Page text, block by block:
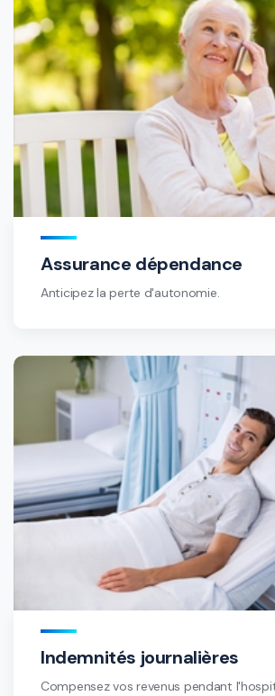
Assurance dépendance
Anticipez la perte d'autonomie.
Indemnités journalières
Compensez vos revenus pendant